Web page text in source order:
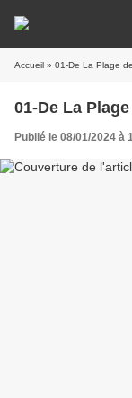
Accueil » 01-De La Plage
01-De La
Publié le 08/01/2024 à